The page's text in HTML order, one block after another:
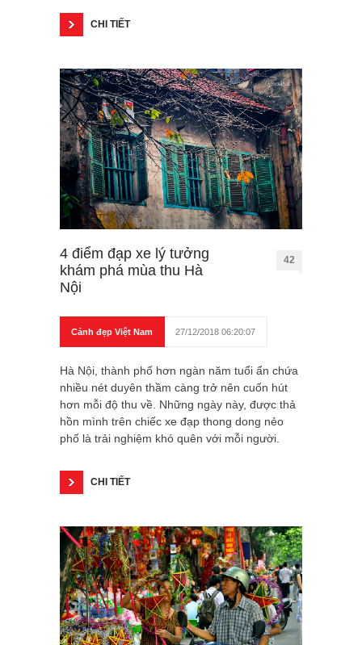
CHI TIẾT
4 điểm đạp xe lý tưởng
khám phá mùa thu Hà
Nội
42
Cảnh đẹp Việt Nam 27/12/2018 06:20:07
Hà Nội, thành phố hơn ngàn năm tuổi ẩn chứa
nhiều nét duyên thầm càng trở nên cuốn hút
hơn mỗi độ thu về. Những ngày này, được thả
hồn mình trên chiếc xe đạp thong dong nẻo
phố là trải nghiệm khó quên với mỗi người.
CHI TIẾT